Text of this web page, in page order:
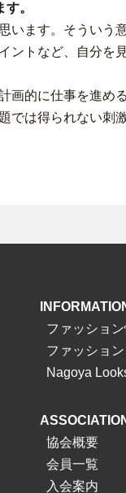
。
います。そういう
ントなど、自分を
画的に仕事を進
では得られない刺
ファッション
ファッション
Nagoya
協会概要
会員一覧
入会案内